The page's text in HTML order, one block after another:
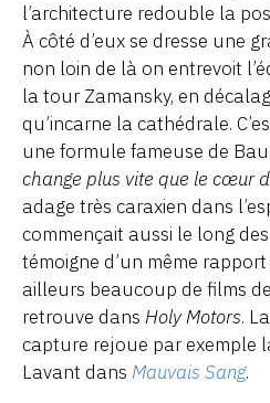
l’architecture redouble la
À côté d’eux se dresse une
non loin de là on entrevoit
la tour Zamansky, en
qu’incarne la cathédrale.
une formule fameuse de
change plus vite que le cœur
adage très caraxien dans
commençait aussi le long
témoigne d’un même
ailleurs beaucoup de films
retrouve dans Holy Motors.
capture rejoue par exemple
Lavant dans Mauvais Sang.